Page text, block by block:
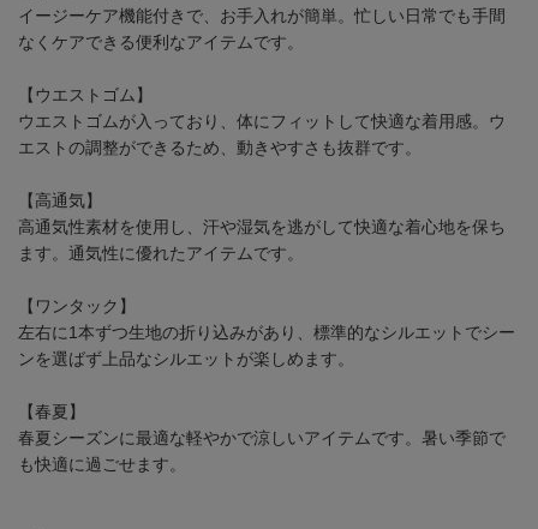
イージーケア機能付きで、お手入れが簡単。忙しい日常でも手間
なくケアできる便利なアイテムです。
【ウエストゴム】
ウエストゴムが入っており、体にフィットして快適な着用感。ウ
エストの調整ができるため、動きやすさも抜群です。
【高通気】
高通気性素材を使用し、汗や湿気を逃がして快適な着心地を保ち
ます。通気性に優れたアイテムです。
【ワンタック】
左右に1本ずつ生地の折り込みがあり、標準的なシルエットでシー
ンを選ばず上品なシルエットが楽しめます。
【春夏】
春夏シーズンに最適な軽やかで涼しいアイテムです。暑い季節で
も快適に過ごせます。